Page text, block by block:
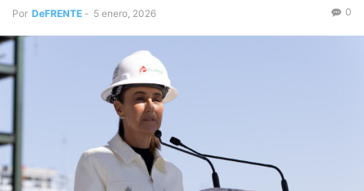
Por DeFRENTE - 5 enero, 2026 0